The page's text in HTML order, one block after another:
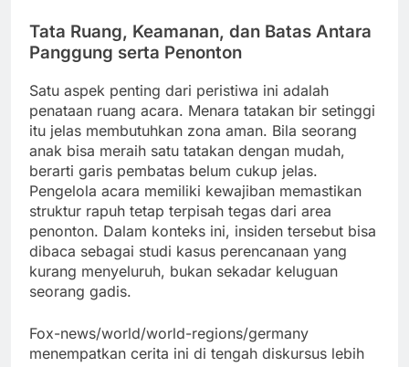
Tata Ruang, Keamanan, dan Batas Antara
Panggung serta Penonton
Satu aspek penting dari peristiwa ini adalah
penataan ruang acara. Menara tatakan bir setinggi
itu jelas membutuhkan zona aman. Bila seorang
anak bisa meraih satu tatakan dengan mudah,
berarti garis pembatas belum cukup jelas.
Pengelola acara memiliki kewajiban memastikan
struktur rapuh tetap terpisah tegas dari area
penonton. Dalam konteks ini, insiden tersebut bisa
dibaca sebagai studi kasus perencanaan yang
kurang menyeluruh, bukan sekadar keluguan
seorang gadis.
Fox-news/world/world-regions/germany
menempatkan cerita ini di tengah diskursus lebih